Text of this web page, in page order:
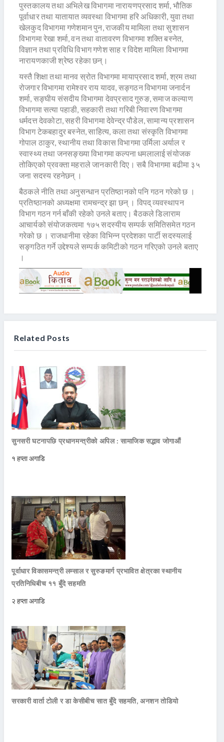
पुस्तकालय तथा अभिलेख विभागमा नारायणप्रसाद शर्मा, भौतिक
पूर्वाधार तथा यातायात व्यवस्था विभागमा हरि अधिकारी, युवा तथा
खेलकुद विभागमा गणेशमान पुन, राजकीय मामिला तथा सुशासन
विभागमा रेखा शर्मा, वन तथा वातावरण विभागमा शक्ति बस्नेत,
विज्ञान तथा प्रविधि विभाग गणेश साह र विदेश मामिला विभागमा
नारायणकाजी श्रेष्ठ रहेका छन्।
यस्तै शिक्षा तथा मानव स्रोत विभागमा मायाप्रसाद शर्मा, श्रम तथा
रोजगार विभागमा रामेश्वर राय यादव, सङ्गठन विभागमा जनार्दन
शर्मा, सङ्घीय संसदीय विभागमा देवप्रसाद गुरुङ, समाज कल्याण
विभागमा सत्या पहाडी, सहकारी तथा गरिबी निवारण विभागमा
धर्मदत्त देवकोटा, सहरी विभागमा देवेन्द्र पौडेल, सामान्य प्रशासन
विभाग टेकबहादुर बस्नेत, साहित्य, कला तथा संस्कृति विभागमा
गोपाल ठाकुर, स्थानीय तथा विकास विभागमा उर्मिला अर्याल र
स्वास्थ्य तथा जनसङ्ख्या विभागमा कल्पना धमलालाई संयोजक
तोकिएको प्रवक्ता महराले जानकारी दिए। सबै विभागमा बढीमा ३५
जना सदस्य रहनेछन् ।
बैठकले नीति तथा अनुसन्धान प्रतिष्ठानको पनि गठन गरेको छ ।
प्रतिष्ठानको अध्यक्षमा रामचन्द्र झा छन् । विपद् व्यवस्थापन
विभाग गठन गर्न बाँकी रहेको उनले बताए। बैठकले डिलाराम
आचार्यको संयोजकत्वमा १७५ सदस्यीय सम्पर्क समितिसमेत गठन
गरेको छ । राजधानीमा रहेका विभिन्न प्रदेशका पार्टी सदस्यलाई
सङ्गठित गर्ने उद्देश्यले सम्पर्क कमिटीको गठन गरिएको उनले बताए
।
Related Posts
सुनसरी घटनापछि प्रधानमन्त्रीको अपिल : सामाजिक सद्भाव जोगाऔं
१ हप्ता अगाडि
पूर्वाधार विकासमन्त्री लम्साल र सुरुङमार्ग प्रभावित क्षेत्रका स्थानीय
प्रतिनिधिबीच ११ बुँदे सहमति
२ हप्ता अगाडि
सरकारी वार्ता टोली र डा केसीबीच सात बुँदे सहमति, अनशन तोडियो